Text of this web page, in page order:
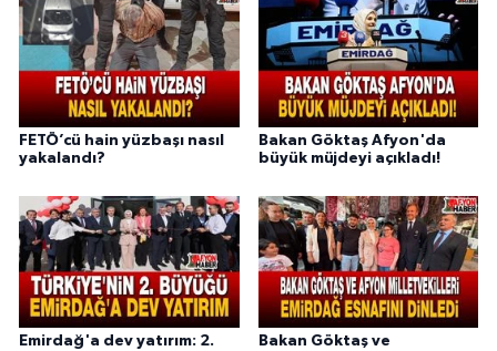
FETÖ’cü hain yüzbaşı nasıl
yakalandı?
Bakan Göktaş Afyon'da
büyük müjdeyi açıkladı!
Emirdağ'a dev yatırım: 2. Bakan Göktaş ve